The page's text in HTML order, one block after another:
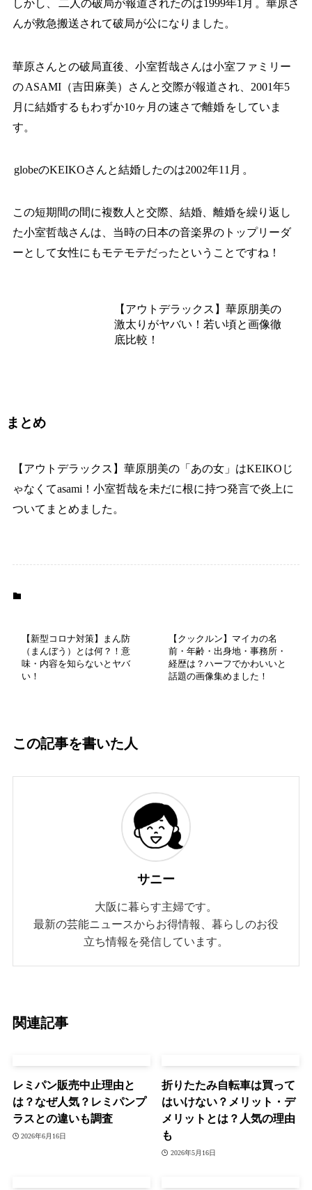
しかし、 二人の破局が報道されたのは1999年1月 。華原さ
んが救急搬送されて破局が公になりました。
華原さんとの破局直後、小室哲哉さんは小室ファミリー
のASAMI（吉田麻美）さんと交際が報道され、2001年5
月に結婚するもわずか10ヶ月の速さで離婚 をしていま
す。
globeのKEIKOさんと結婚したのは2002年11月 。
この短期間の間に複数人と交際、結婚、離婚を繰り返し
た小室哲哉さんは、当時の日本の音楽界のトップリーダ
ーとして女性にもモテモテだったということですね！
【アウトデラックス】華原朋美の
激太りがヤバい！若い頃と画像徹
底比較！
まとめ
【アウトデラックス】華原朋美の「あの女」はKEIKOじ
ゃなくてasami！小室哲哉を未だに根に持つ発言で炎上に
ついてまとめました。
【新型コロナ対策】まん防
（まんぼう）とは何？！意
味・内容を知らないとヤバ
い！
【クックルン】マイカの名
前・年齢・出身地・事務所・
経歴は？ハーフでかわいいと
話題の画像集めました！
この記事を書いた人
サニー
大阪に暮らす主婦です。
最新の芸能ニュースからお得情報、暮らしのお役
立ち情報を発信しています。
関連記事
レミパン販売中止理由と
は？なぜ人気？レミパンプ
ラスとの違いも調査
2026年6月16日
折りたたみ自転車は買って
はいけない？メリット・デ
メリットとは？人気の理由
も
2026年5月16日